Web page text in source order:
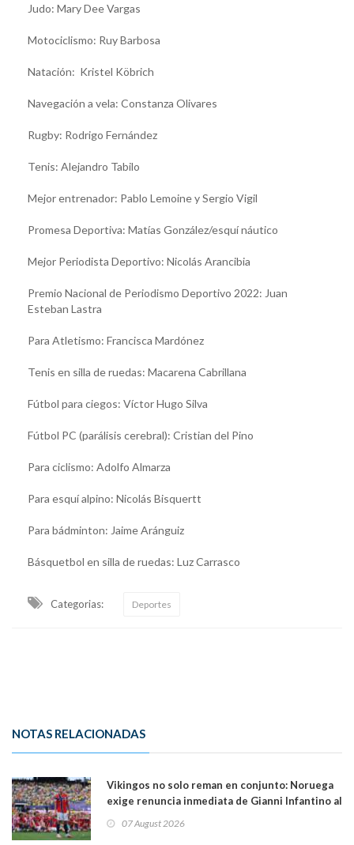
Judo: Mary Dee Vargas
Motociclismo: Ruy Barbosa
Natación: Kristel Köbrich
Navegación a vela: Constanza Olivares
Rugby: Rodrigo Fernández
Tenis: Alejandro Tabilo
Mejor entrenador: Pablo Lemoine y Sergio Vigil
Promesa Deportiva: Matías González/esquí náutico
Mejor Periodista Deportivo: Nicolás Arancibia
Premio Nacional de Periodismo Deportivo 2022: Juan
Esteban Lastra
Para Atletismo: Francisca Mardónez
Tenis en silla de ruedas: Macarena Cabrillana
Fútbol para ciegos: Víctor Hugo Silva
Fútbol PC (parálisis cerebral): Cristian del Pino
Para ciclismo: Adolfo Almarza
Para esquí alpino: Nicolás Bisquertt
Para bádminton: Jaime Aránguiz
Básquetbol en silla de ruedas: Luz Carrasco
Categorias: Deportes
NOTAS RELACIONADAS
Vikingos no solo reman en conjunto: Noruega
exige renuncia inmediata de Gianni Infantino al
07 August 2026